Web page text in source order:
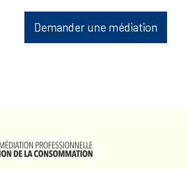
Demander une médiation